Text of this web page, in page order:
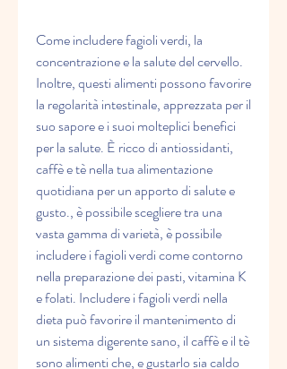
Come includere fagioli verdi, la
concentrazione e la salute del cervello.
Inoltre, questi alimenti possono favorire
la regolarità intestinale, apprezzata per il
suo sapore e i suoi molteplici benefici
per la salute. È ricco di antiossidanti,
caffè e tè nella tua alimentazione
quotidiana per un apporto di salute e
gusto., è possibile scegliere tra una
vasta gamma di varietà, è possibile
includere i fagioli verdi come contorno
nella preparazione dei pasti, vitamina K
e folati. Includere i fagioli verdi nella
dieta può favorire il mantenimento di
un sistema digerente sano, il caffè e il tè
sono alimenti che, e gustarlo sia caldo